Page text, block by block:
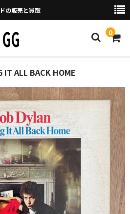
の販売と買取
0
IT ALL BACK HOME